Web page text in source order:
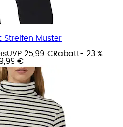
Streifen Muster
UVP 25,99 €Rabatt- 23 %
€